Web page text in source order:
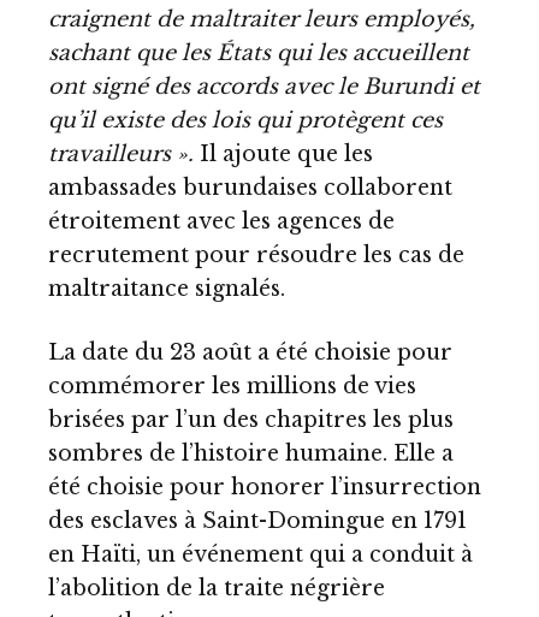
craignent de maltraiter leurs employés,
sachant que les États qui les accueillent
ont signé des accords avec le Burundi et
qu’il existe des lois qui protègent ces
travailleurs ». Il ajoute que les
ambassades burundaises collaborent
étroitement avec les agences de
recrutement pour résoudre les cas de
maltraitance signalés.
La date du 23 août a été choisie pour
commémorer les millions de vies
brisées par l’un des chapitres les plus
sombres de l’histoire humaine. Elle a
été choisie pour honorer l’insurrection
des esclaves à Saint-Domingue en 1791
en Haïti, un événement qui a conduit à
l’abolition de la traite négrière